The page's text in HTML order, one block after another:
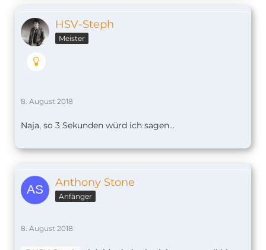
HSV-Steph
Meister
8. August 2018
Naja, so 3 Sekunden würd ich sagen...
Anthony Stone
Anfänger
8. August 2018